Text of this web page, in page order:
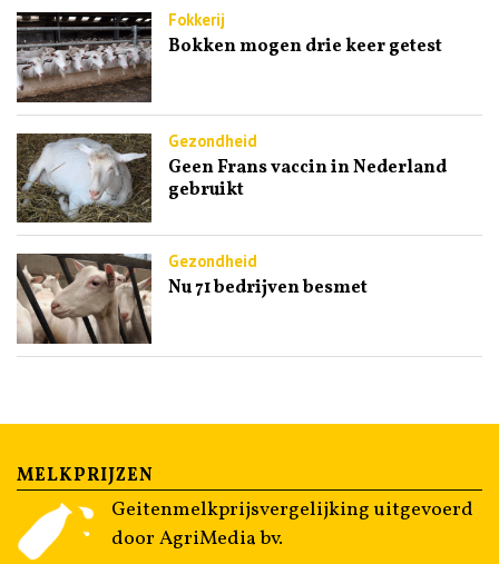
Fokkerij
Bokken mogen drie keer getest
Gezondheid
Geen Frans vaccin in Nederland
gebruikt
Gezondheid
Nu 71 bedrijven besmet
MELKPRIJZEN
Geitenmelkprijsvergelijking uitgevoerd
door AgriMedia bv.